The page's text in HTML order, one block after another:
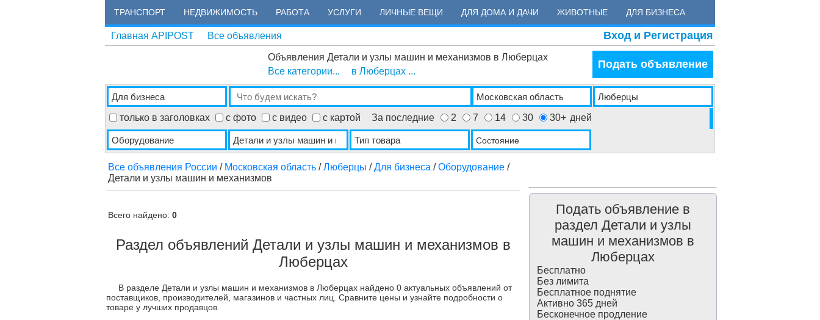
ТРАНСПОРТ НЕДВИЖИМОСТЬ РАБОТА УСЛУГИ ЛИЧНЫЕ ВЕЩИ ДЛЯ ДОМА И ДАЧИ ЖИВОТНЫЕ ДЛЯ БИЗНЕСА
Главная APIPOST Все объявления Вход и Регистрация
Объявления Детали и узлы машин и механизмов в Люберцах
Все категории...
в Люберцах ...
Подать объявление
только в заголовках с фото с видео с картой За последние 2 7 14 30 30+ дней
Состояние
Все объявления России / Московская область /Люберцы /Для бизнеса /Оборудование /
Детали и узлы машин и механизмов
Всего найдено: 0
Раздел объявлений Детали и узлы машин и механизмов в
Люберцах
В разделе Детали и узлы машин и механизмов в Люберцах найдено 0 актуальных объявлений от
поставщиков, производителей, магазинов и частных лиц. Сравните цены и узнайте подробности о
товаре у лучших продавцов.
Подать объявление в
раздел Детали и узлы
машин и механизмов в
Люберцах
Бесплатно
Без лимита
Бесплатное поднятие
Активно 365 дней
Бесконечное продление